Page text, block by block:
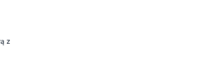
z